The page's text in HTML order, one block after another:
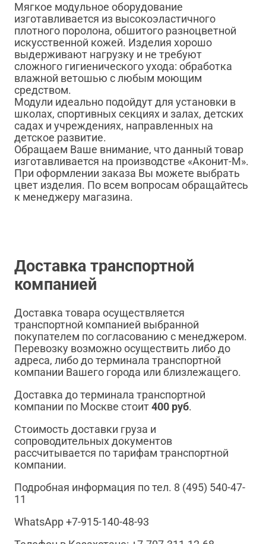
Мягкое модульное оборудование
изготавливается из высокоэластичного
плотного поролона, обшитого разноцветной
искусственной кожей. Изделия хорошо
выдерживают нагрузку и не требуют
сложного гигиенического ухода: обработка
влажной ветошью с любым моющим
средством.
Модули идеально подойдут для установки в
школах, спортивных секциях и залах, детских
садах и учреждениях, направленных на
детское развитие.
Обращаем Ваше внимание, что данный товар
изготавливается на производстве «Аконит-М».
При оформлении заказа Вы можете выбрать
цвет изделия. По всем вопросам обращайтесь
к менеджеру магазина.
Доставка транспортной
компанией
Доставка товара осуществляется
транспортной компанией выбранной
покупателем по согласованию с менеджером.
Перевозку возможно осуществить либо до
адреса, либо до терминала транспортной
компании Вашего города или близлежащего.
Доставка до терминала транспортной
компании по Москве стоит400 руб.
Стоимость доставки груза и
сопроводительных документов
рассчитывается по тарифам транспортной
компании.
Подробная информация по тел. 8 (495) 540-47-
11
WhatsApp +7-915-140-48-93